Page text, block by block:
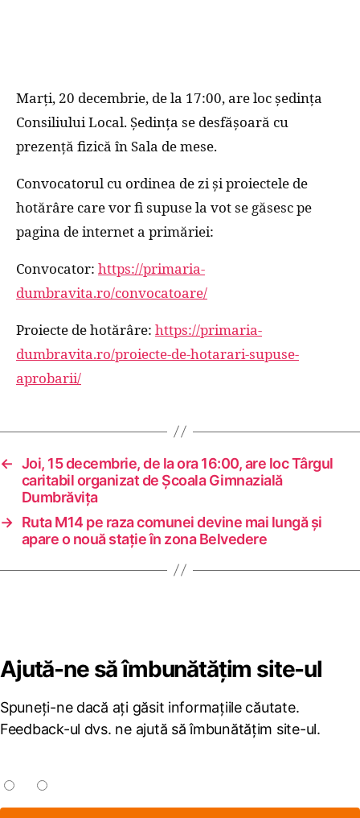
Marți, 20 decembrie, de la 17:00, are loc ședința
Consiliului Local. Ședința se desfășoară cu
prezență fizică în Sala de mese.
Convocatorul cu ordinea de zi și proiectele de
hotărâre care vor fi supuse la vot se găsesc pe
pagina de internet a primăriei:
Convocator: https://primaria-
dumbravita.ro/convocatoare/
Proiecte de hotărâre: https://primaria-
dumbravita.ro/proiecte-de-hotarari-supuse-
aprobarii/
← Joi, 15 decembrie, de la ora 16:00, are loc Târgul
caritabil organizat de Școala Gimnazială
Dumbrăvița
→ Ruta M14 pe raza comunei devine mai lungă și
apare o nouă stație în zona Belvedere
Ajută-ne să îmbunătățim site-ul
Spuneți-ne dacă ați găsit informațiile căutate.
Feedback-ul dvs. ne ajută să îmbunătățim site-ul.